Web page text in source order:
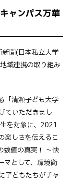
ャンパス万華
聞(日本私立大学
域連携の取り組み
「清瀬子ども大学
ていただきまし
を対象に、2021
楽しさを伝えるこ
数値の真実！ ～快
マとして、環境衛
子どもたちがチャ